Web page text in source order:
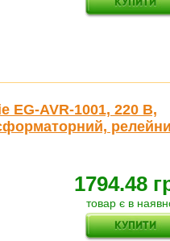
EG-AVR-1001, 220 В,
1794.48
товар є в